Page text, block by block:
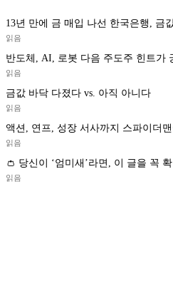
13년 만에 금 매입 나선 한국은행, 금
읽음
반도체, AI, 로봇 다음 주도주 힌트가
읽음
금값 바닥 다졌다 vs. 아직 아니다
읽음
액션, 연프, 성장 서사까지 스파이더
읽음
👛 당신이 ‘엄미새’라면, 이 글을 꼭
읽음